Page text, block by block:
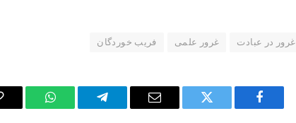
غرور در عبادت غرور علمی فریب خوردگان
Facebook
Twitter
Email
Telegram